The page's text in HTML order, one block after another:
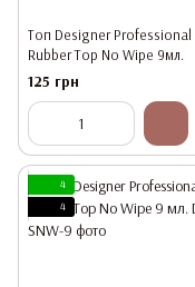
Топ Designer Professional
Rubber Top No Wipe 9мл.
125 грн
4
4